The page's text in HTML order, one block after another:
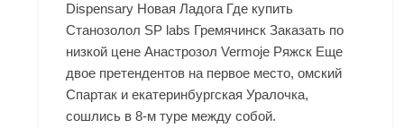
Dispensary Новая Ладога Где купить
Станозолол SP labs Гремячинск Заказать по
низкой цене Анастрозол Vermoje Ряжск Еще
двое претендентов на первое место, омский
Спартак и екатеринбургская Уралочка,
сошлись в 8-м туре между собой.